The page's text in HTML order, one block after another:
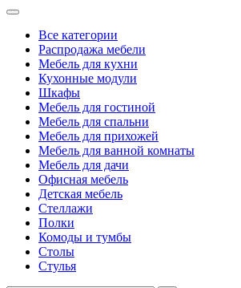
Все категории
Распродажа мебели
Мебель для кухни
Кухонные модули
Шкафы
Мебель для гостиной
Мебель для спальни
Мебель для прихожей
Мебель для ванной комнаты
Мебель для дачи
Офисная мебель
Детская мебель
Стеллажи
Полки
Комоды и тумбы
Столы
Стулья